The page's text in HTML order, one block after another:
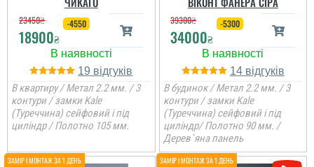
23450₴
18900₴
-4550
19
В квартиру / Метал 2.2 мм. / 3
контури / замки Kale
(Туреччина) сейфовий і під
циліндр / Полотно 105 мм.
39300₴
34000₴
-5300
14
В будинок / Метал 2.2 мм. / 3
контури / замки Kale
(Туреччина) сейфовий і під
циліндр/ Полотно 90 мм. /
Дерев`яна панель